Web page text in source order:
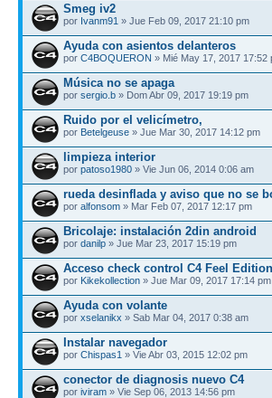
Smeg iv2
por Ivanm91 » Jue Feb 09, 2017 21:10 pm
Ayuda con asientos delanteros
por C4BOQUERON » Mié May 17, 2017 17:52
Música no se apaga
por sergio.b » Dom Abr 09, 2017 19:19 pm
Ruido por el velicímetro,
por Betelgeuse » Jue Mar 30, 2017 14:12 pm
limpieza interior
por patoso1980 » Vie Jun 06, 2014 0:06 am
rueda desinflada y aviso que no se
por alfonsom » Mar Feb 07, 2017 12:17 pm
Bricolaje: instalación 2din android
por danilp » Jue Mar 23, 2017 15:19 pm
Acceso check control C4 Feel Edition
por Kikekollection » Jue Mar 09, 2017 17:14 pm
Ayuda con volante
por xselanikx » Sab Mar 04, 2017 0:38 am
Instalar navegador
por Chispas1 » Vie Abr 03, 2015 12:02 pm
conector de diagnosis nuevo C4
por iviram » Vie Sep 06, 2013 14:56 pm